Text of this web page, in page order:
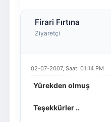
Firari Fırtına
Ziyaretçi
02-07-2007, Saat: 01:14 PM
Yürekden olmuş
Teşekkürler ..